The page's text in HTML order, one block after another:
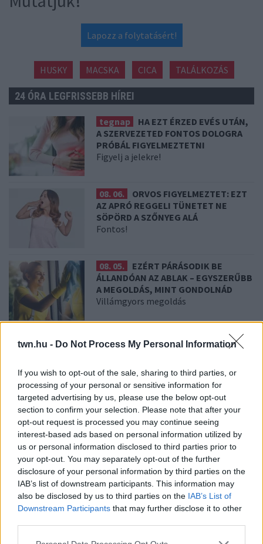
twn.hu - Do Not Process My Personal Information
If you wish to opt-out of the sale, sharing to third parties, or
processing of your personal or sensitive information for
targeted advertising by us, please use the below opt-out
section to confirm your selection. Please note that after your
opt-out request is processed you may continue seeing
interest-based ads based on personal information utilized by
us or personal information disclosed to third parties prior to
your opt-out. You may separately opt-out of the further
disclosure of your personal information by third parties on the
IAB’s list of downstream participants. This information may
also be disclosed by us to third parties on the IAB’s List of
Downstream Participants that may further disclose it to other
Please note that this website/app uses one or more Google
Lapozz a folytatásért!
HUSKY MACSKA CICA TALÁLKOZÁS
24 ÓRA LEGFRISSEBB HÍREI
tegnap
HA EZT ÉRZED EVÉS UTÁN,
A SZERVEZETED FONTOS DOLOGRA
PRÓBÁL FIGYELMEZTETNI
Figyelj a jelekre!
08. 06.
ORVOS FIGYELMEZTET: EZT
AZ APRÓ REGGELI TÜNETET NE
SÖPÖRD A SZŐNYEG ALÁ
Fontos!
08. 05.
EZÉRT PÁRÁSODIK BE
ÁLLANDÓAN AZ ABLAK – EGYSZERŰBB
A MEGOLDÁS, MINT GONDOLNÁD
Villámgyors megoldás
NEM ECETTEL ÉS NEM
SZÓDABIKARBÓNÁVAL: EZZEL LESZ
A legjobb trükk
08. 03.
HA MINDIG EZT A MONDATOT HASZNÁLOD, AZ
RENDKÍVÜL MAGAS ÉRZELMI INTELLIGENCIÁRA UTALHAT
Te szoktad?
08. 02.
SOKAN ROSSZUL TÁROLJÁK A GYÓGYSZEREIKET –
EMIATT CSÖKKENHET A HATÁSUK
Érdemes odafigyelni rá
08. 01.
EGYRE TÖBB FIATALNÁL JELENTKEZIK EZ A
Erre figyelj!